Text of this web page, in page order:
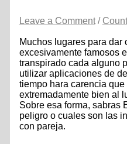
Leave a Comment /
Muchos lugares para dar
excesivamente famosos
transpirado cada alguno
utilizar aplicaciones de
tiempo hara carencia
extremadamente bien al
Sobre esa forma, sabras
peligro o cuales son las
con pareja.